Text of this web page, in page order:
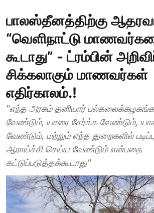
பாலஸ்தீனத்திற்கு
“வெளிநாட்டு
கூடாது” - ட்ரம்பின்
சிக்கலாகும் மாணவர்கள்
எதிர்காலம்.!
"எந்த அரசும் தனியார்
வேண்டும், யாரை சேர்க்க வேண்டும்,
வேண்டும், மற்றும் எந்த துறைகளில்
ஆராய்ச்சி செய்ய வேண்டும் என்பதை
கட்டுப்படுத்தக்கூடாது"